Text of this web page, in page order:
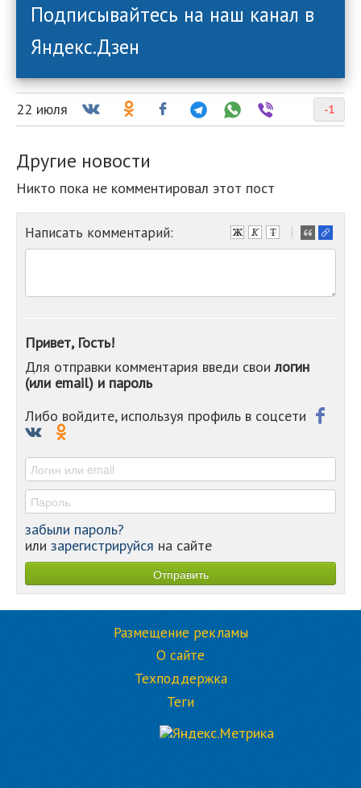
Подписывайтесь на наш канал в
Яндекс.Дзен
-1
22 июля
Другие новости
Никто пока не комментировал этот пост
Написать комментарий:
-
-
-
-
-
Привет, Гость!
Для отправки комментария введи своилогин
(или email) и пароль
Либо войдите, используя профиль в соцсети
забыли пароль?
или зарегистрируйся на сайте
Размещение рекламы
О сайте
Техподдержка
Теги